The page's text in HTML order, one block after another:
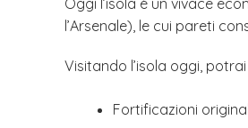
Oggi l’isola è un vivace
l’Arsenale), le cui pareti
Visitando l’isola oggi,
Fortificazioni